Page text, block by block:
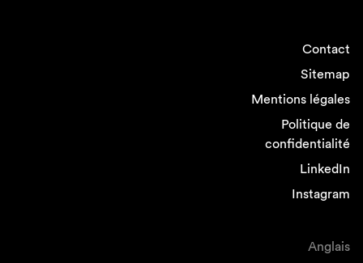
Contact
Sitemap
Mentions légales
Politique de
confidentialité
LinkedIn
Instagram
Anglais